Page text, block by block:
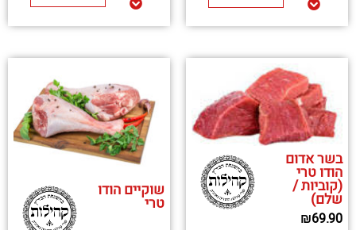
בשר אדום
הודו טרי
(קוביות /
שלם)
₪69.90
שוקיים הודו
טרי